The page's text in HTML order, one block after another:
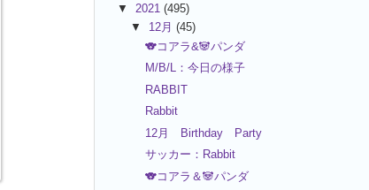
▼ 2021 (495)
▼ 12月(45)
🐨コアラ&🐼パンダ
M/B/L：今日の様子
RABBIT
Rabbit
12月 Birthday Party
サッカー：Rabbit
🐨コアラ＆🐼パンダ